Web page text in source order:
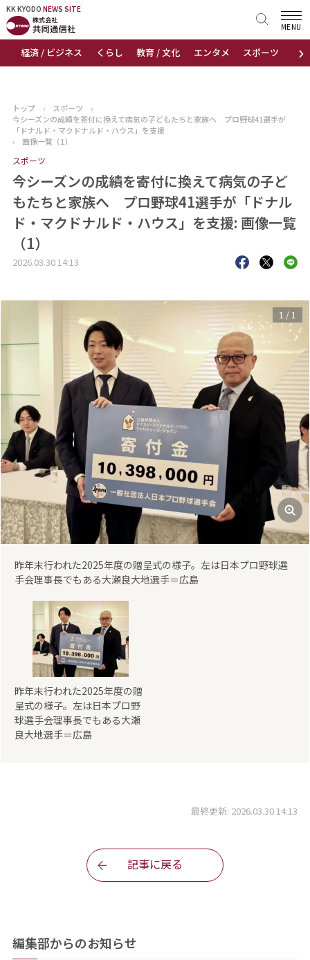
KK KYODO NEWS SITE
›
経済 / ビジネス くらし 教育 / 文化 エンタメ スポーツ 地域
MENU
KK KYODONEWS SITE
トップページ
ニュース
おすすめコンテンツ
出版物
会社概要
トップ › スポーツ
›
今シーズンの成績を寄付に換えて病気の子どもたちと家族へ プロ野球41選手が
「ドナルド・マクドナルド・ハウス」を支援
›
画像一覧（1）
スポーツ
今シーズンの成績を寄付に換えて病気の子ど
もたちと家族へ プロ野球41選手が「ドナル
ド・マクドナルド・ハウス」を支援: 画像一覧
（1）
2026.03.30 14:13
昨年末行われた2025年度の贈呈式の様子。左は日本プロ野球選
手会理事長でもある大瀬良大地選手＝広島
1 / 1
昨年末行われた2025年度の贈
呈式の様子。左は日本プロ野
球選手会理事長でもある大瀬
良大地選手＝広島
最終更新: 2026.03.30 14:13
記事に戻る
編集部からのお知らせ